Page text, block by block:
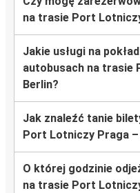
na trasie Port
Jakie usługi na
autobusach na trasie
Berlin?
Jak znaleźć tanie
Port Lotniczy Praga –
O której godzinie
na trasie Port